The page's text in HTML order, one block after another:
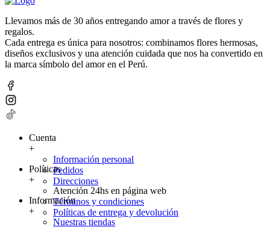
Llevamos más de 30 años entregando amor a través de flores y
regalos.
Cada entrega es única para nosotros: combinamos flores hermosas,
diseños exclusivos y una atención cuidada que nos ha convertido en
la marca símbolo del amor en el Perú.
Cuenta
+
Información personal
Pedidos
Direcciones
Políticas
+
Atención 24hs en página web
Términos y condiciones
Políticas de entrega y devolución
Información
+
Nuestras tiendas